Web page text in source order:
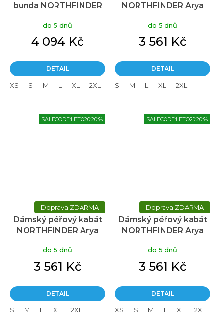
bunda NORTHFINDER
do 5 dnů
4 094 Kč
DETAIL
XS S M L XL 2XL
NORTHFINDER Arya
do 5 dnů
3 561 Kč
DETAIL
S M L XL 2XL
SALECODE:LETO20:20:%
ZDARMA
Dámský péřový kabát
NORTHFINDER Arya
do 5 dnů
3 561 Kč
DETAIL
S M L XL 2XL
SALECODE:LETO20:20:%
ZDARMA
Dámský péřový kabát
NORTHFINDER Arya
do 5 dnů
3 561 Kč
DETAIL
XS S M L XL 2XL